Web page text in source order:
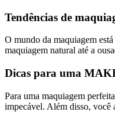
Tendências de
O mundo da maquiagem
maquiagem natural até a
Dicas para uma
Para uma maquiagem
impecável. Além disso, você